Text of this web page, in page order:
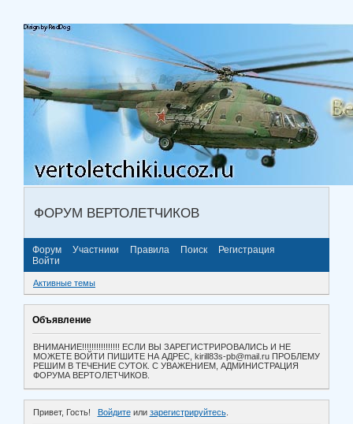
ФОРУМ ВЕРТОЛЕТЧИКОВ
Форум Участники Правила Поиск
Регистрация
Войти
Активные темы
Объявление
ВНИМАНИЕ!!!!!!!!!!!!!!!! ЕСЛИ ВЫ ЗАРЕГИСТРИРОВАЛИСЬ И НЕ
МОЖЕТЕ ВОЙТИ ПИШИТЕ НА АДРЕС, kirill83s-pb@mail.ru ПРОБЛЕМУ
РЕШИМ В ТЕЧЕНИЕ СУТОК. С УВАЖЕНИЕМ, АДМИНИСТРАЦИЯ
ФОРУМА ВЕРТОЛЕТЧИКОВ.
Привет, Гость! Войдитеили зарегистрируйтесь.